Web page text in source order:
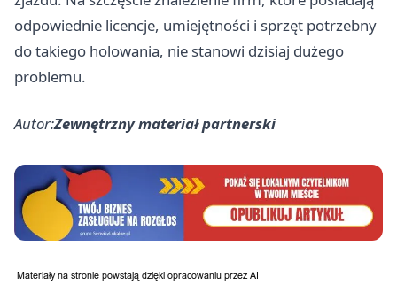
odpowiednie licencje, umiejętności i sprzęt potrzebny
do takiego holowania, nie stanowi dzisiaj dużego
problemu.
Autor:Zewnętrzny materiał partnerski